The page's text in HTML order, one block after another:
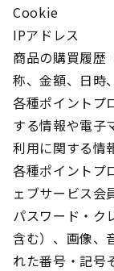
Cookie
IPアドレス
商品の購買履歴
称、金額、日時
各種ポイントプ
する情報や電子
利用に関する情
各種ポイントプ
ェブサービス会
パスワード・ク
含む）、画像、
れた番号・記号